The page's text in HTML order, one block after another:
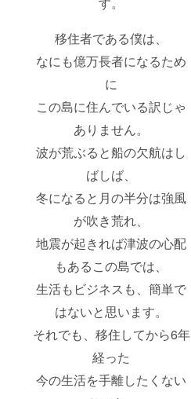
移住者である僕は、
なにも億万長者になるため
に
この島に住んでいる訳じゃ
ありません。
波が荒ぶると船の欠航はし
ばしば、
冬になると月の半分は強風
が吹き荒れ、
地震が起きれば津波の心配
もあるこの島では、
生活もビジネスも、簡単で
はないと思います。
それでも、移住してから6年
経った
今の生活を手離したくない